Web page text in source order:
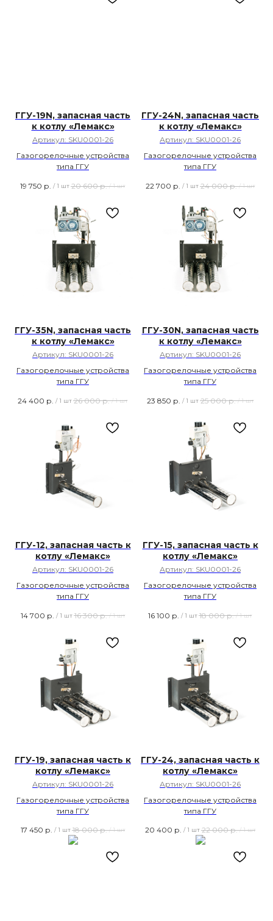
ГГУ-19N, запасная часть
к котлу «Лемакс»
Артикул: SKU0001-26
Газогорелочные устройства
типа ГГУ
19 750 р. / 1 шт 20 600 р. / 1 шт
ГГУ-24N, запасная часть
к котлу «Лемакс»
Артикул: SKU0001-26
Газогорелочные устройства
типа ГГУ
22 700 р. / 1 шт 24 000 р. / 1 шт
ГГУ-35N, запасная часть
к котлу «Лемакс»
Артикул: SKU0001-26
Газогорелочные устройства
типа ГГУ
24 400 р. / 1 шт 26 000 р. / 1 шт
ГГУ-30N, запасная часть
к котлу «Лемакс»
Артикул: SKU0001-26
Газогорелочные устройства
типа ГГУ
23 850 р. / 1 шт 25 000 р. / 1 шт
ГГУ-12, запасная часть к
котлу «Лемакс»
Артикул: SKU0001-26
Газогорелочные устройства
типа ГГУ
14 700 р. / 1 шт 16 300 р. / 1 шт
ГГУ-15, запасная часть к
котлу «Лемакс»
Артикул: SKU0001-26
Газогорелочные устройства
типа ГГУ
16 100 р. / 1 шт 18 000 р. / 1 шт
ГГУ-19, запасная часть к
котлу «Лемакс»
Артикул: SKU0001-26
Газогорелочные устройства
типа ГГУ
17 450 р. / 1 шт 18 000 р. / 1 шт
ГГУ-24, запасная часть к
котлу «Лемакс»
Артикул: SKU0001-26
Газогорелочные устройства
типа ГГУ
20 400 р. / 1 шт 22 000 р. / 1 шт